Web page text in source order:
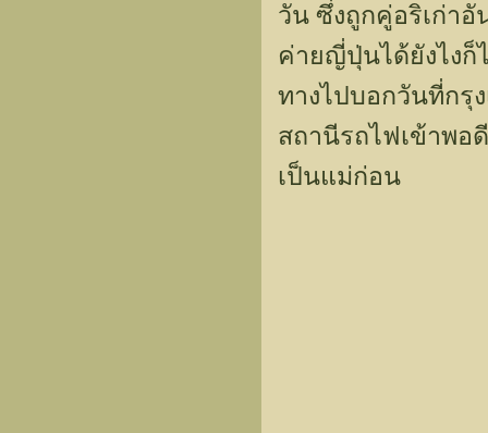
วัน ซึ่งถูกคู่อริเก่า
ค่ายญี่ปุ่นได้ยังไงก็
ทางไปบอกวันที่กรุ
สถานีรถไฟเข้าพอ
เป็นแม่ก่อน